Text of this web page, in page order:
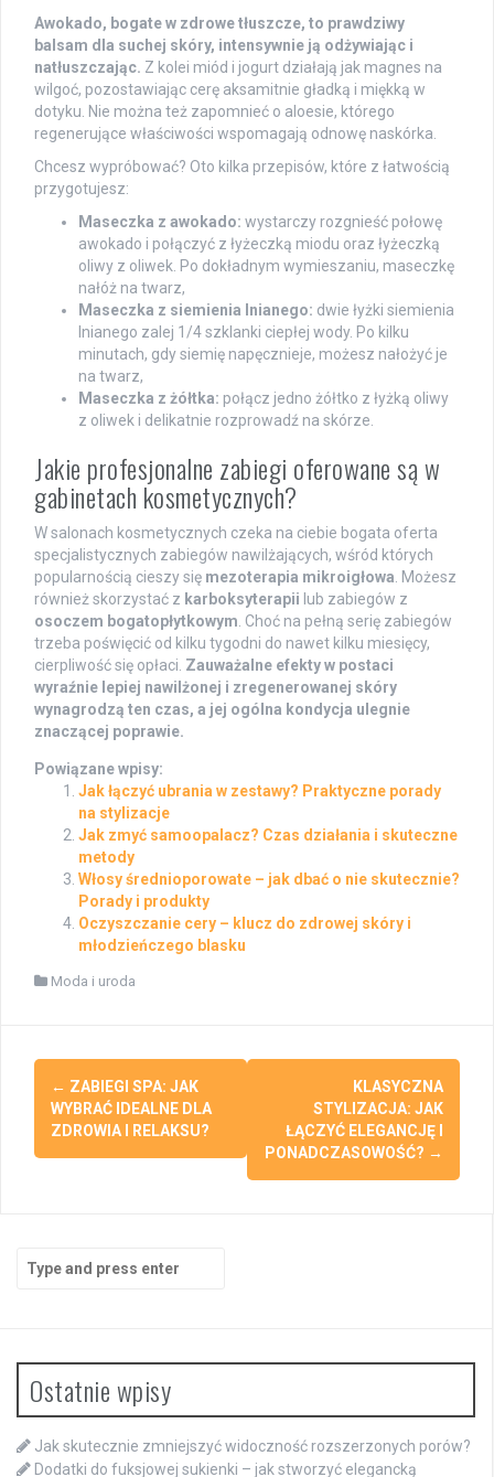
Awokado, bogate w zdrowe tłuszcze, to prawdziwy
balsam dla suchej skóry, intensywnie ją odżywiając i
natłuszczając. Z kolei miód i jogurt działają jak magnes na
wilgoć, pozostawiając cerę aksamitnie gładką i miękką w
dotyku. Nie można też zapomnieć o aloesie, którego
regenerujące właściwości wspomagają odnowę naskórka.
Chcesz wypróbować? Oto kilka przepisów, które z łatwością
przygotujesz:
Maseczka z awokado: wystarczy rozgnieść połowę
awokado i połączyć z łyżeczką miodu oraz łyżeczką
oliwy z oliwek. Po dokładnym wymieszaniu, maseczkę
nałóż na twarz,
Maseczka z siemienia lnianego: dwie łyżki siemienia
lnianego zalej 1/4 szklanki ciepłej wody. Po kilku
minutach, gdy siemię napęcznieje, możesz nałożyć je
na twarz,
Maseczka z żółtka: połącz jedno żółtko z łyżką oliwy
z oliwek i delikatnie rozprowadź na skórze.
Jakie profesjonalne zabiegi oferowane są w
gabinetach kosmetycznych?
W salonach kosmetycznych czeka na ciebie bogata oferta
specjalistycznych zabiegów nawilżających, wśród których
popularnością cieszy się mezoterapia mikroigłowa . Możesz
również skorzystać z karboksyterapii lub zabiegów z
osoczem bogatopłytkowym . Choć na pełną serię zabiegów
trzeba poświęcić od kilku tygodni do nawet kilku miesięcy,
cierpliwość się opłaci. Zauważalne efekty w postaci
wyraźnie lepiej nawilżonej i zregenerowanej skóry
wynagrodzą ten czas, a jej ogólna kondycja ulegnie
znaczącej poprawie.
Powiązane wpisy:
Jak łączyć ubrania w zestawy? Praktyczne porady
na stylizacje
Jak zmyć samoopalacz? Czas działania i skuteczne
metody
Włosy średnioporowate – jak dbać o nie skutecznie?
Porady i produkty
Oczyszczanie cery – klucz do zdrowej skóry i
młodzieńczego blasku
Moda i uroda
Post
navigation
← ZABIEGI SPA: JAK
WYBRAĆ IDEALNE DLA
ZDROWIA I RELAKSU?
KLASYCZNA
STYLIZACJA: JAK
ŁĄCZYĆ ELEGANCJĘ I
PONADCZASOWOŚĆ? →
for:
Ostatnie wpisy
Jak skutecznie zmniejszyć widoczność rozszerzonych porów?
Dodatki do fuksjowej sukienki – jak stworzyć elegancką